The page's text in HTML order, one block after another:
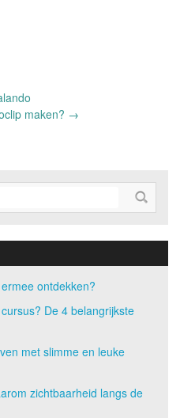
maken? →
ontdekken?
De 4 belangrijkste
met slimme en leuke
zichtbaarheid langs de